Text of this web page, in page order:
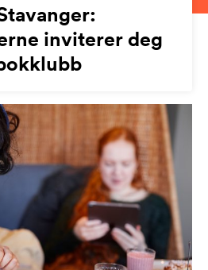
inviterer deg